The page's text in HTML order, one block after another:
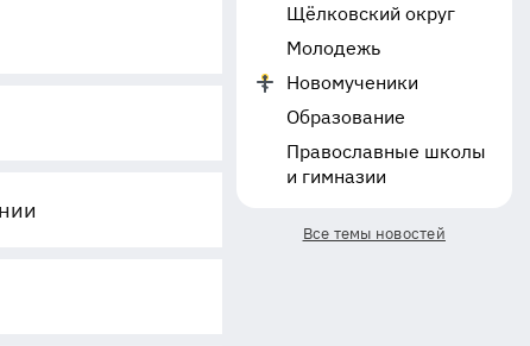
Щёлковский округ
Молодежь
Новомученики
Образование
Православные школы
и гимназии
Все темы новостей